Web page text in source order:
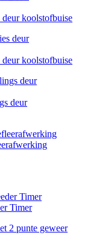
deur koolstofbuise
deur koolstofbuise
deur
Timer